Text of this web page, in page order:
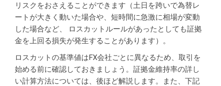
リスクをおさえることができます（土日を跨いで為替レ
ートが大きく動いた場合や、短時間に急激に相場が変動
した場合など、 ロスカットルールがあったとしても証拠
金を上回る損失が発生することがあります）。
ロスカットの基準値はFX会社ごとに異なるため、取引を
始める前に確認しておきましょう。証拠金維持率の詳し
い計算方法については、後ほど解説します。また、下記